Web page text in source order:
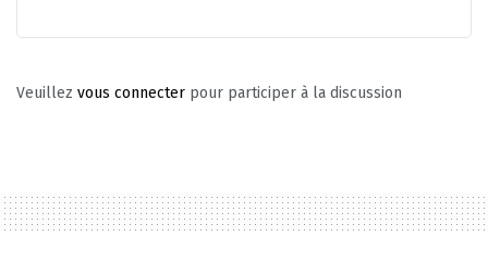
Veuillez vous connecter pour participer à la discussion